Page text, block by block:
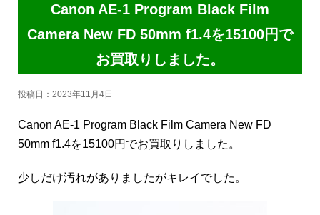
Canon AE-1 Program Black Film
Camera New FD 50mm f1.4を15100円で
お買取りしました。
投稿日： 2023年11月4日
Canon AE-1 Program Black Film Camera New FD
50mm f1.4を15100円でお買取りしました。
少しだけ汚れがありましたがキレイでした。